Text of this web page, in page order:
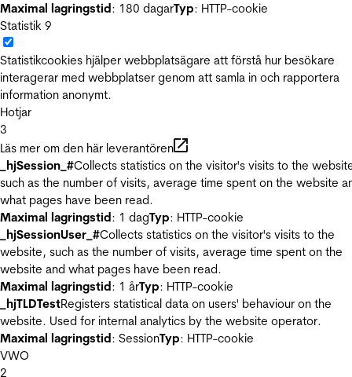
Maximal lagringstid: 180 dagarTyp: HTTP-cookie
Statistik 9
Statistikcookies hjälper webbplatsägare att förstå hur besökare
interagerar med webbplatser genom att samla in och rapportera
information anonymt.
Hotjar
3
Läs mer om den här leverantören
_hjSession_#Collects statistics on the visitor's visits to the
such as the number of visits, average time spent on the website
what pages have been read.
Maximal lagringstid: 1 dagTyp: HTTP-cookie
_hjSessionUser_#Collects statistics on the visitor's visits to the
website, such as the number of visits, average time spent on the
website and what pages have been read.
Maximal lagringstid: 1 årTyp: HTTP-cookie
_hjTLDTestRegisters statistical data on users' behaviour on the
website. Used for internal analytics by the website operator.
Maximal lagringstid: SessionTyp: HTTP-cookie
VWO
2